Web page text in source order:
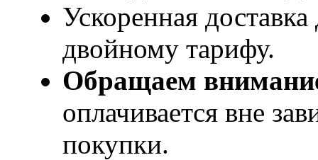
Ускоренная
двойному тарифу.
Обращаем
оплачивается вне
покупки.